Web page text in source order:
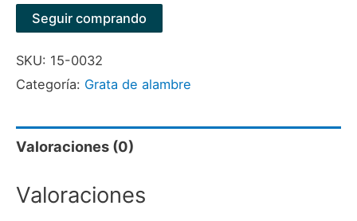
BROCHA
CON
ESPIGO
5/64"X6MM
PIEZAS
Seguir comprando
SKU: 15-0032
Categoría: Grata de alambre
Valoraciones (0)
Valoraciones